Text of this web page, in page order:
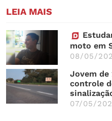
LEIA MAIS
moto em
08/05/
Jovem de
controle
07/05/